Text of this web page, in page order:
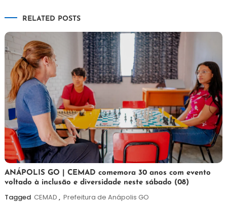
RELATED POSTS
7
de
agosto
Maurilio
ANÁPOLIS GO | CEMAD comemora 30 anos com evento
voltado à inclusão e diversidade neste sábado (08)
Tagged CEMAD , Prefeitura de Anápolis GO